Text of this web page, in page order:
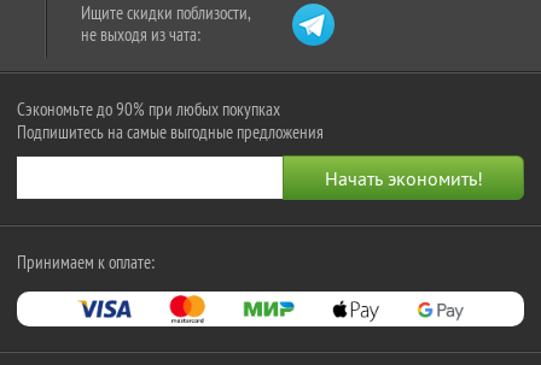
Ищите скидки поблизости,
не выходя из чата:
Сэкономьте до 90% при любых покупках
Подпишитесь на самые выгодные предложения
Принимаем к оплате: